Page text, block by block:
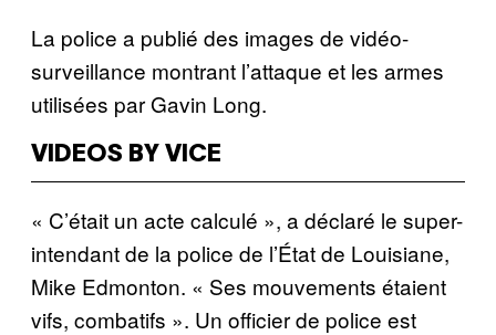
La police a publié des images de vidéo-
surveillance montrant l’attaque et les armes
utilisées par Gavin Long.
VIDEOS BY VICE
« C’était un acte calculé », a déclaré le super-
intendant de la police de l’État de Louisiane,
Mike Edmonton. « Ses mouvements étaient
vifs, combatifs ». Un officier de police est